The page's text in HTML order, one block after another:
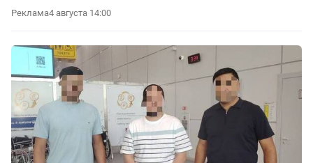
Реклама4 августа 14:00